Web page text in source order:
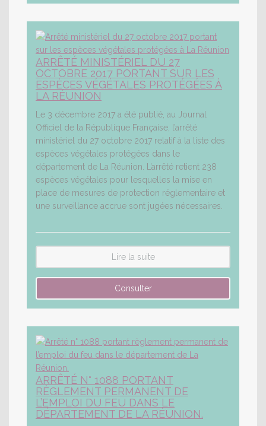
ARRÊTÉ MINISTÉRIEL DU 27
OCTOBRE 2017 PORTANT SUR LES
ESPÈCES VÉGÉTALES PROTÉGÉES À
LA RÉUNION
Le 3 décembre 2017 a été publié, au Journal
Officiel de la République Française, l’arrêté
ministériel du 27 octobre 2017 relatif à la liste des
espèces végétales protégées dans le
département de La Réunion. L’arrêté retient 238
espèces végétales pour lesquelles la mise en
place de mesures de protection réglementaire et
une surveillance accrue sont jugées nécessaires.
Lire la suite
ARRÊTÉ N° 1088 PORTANT
RÈGLEMENT PERMANENT DE
L’EMPLOI DU FEU DANS LE
DÉPARTEMENT DE LA RÉUNION.